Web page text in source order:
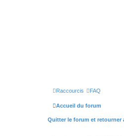
Raccourcis FAQ
Accueil du forum
Quitter le forum et retourner